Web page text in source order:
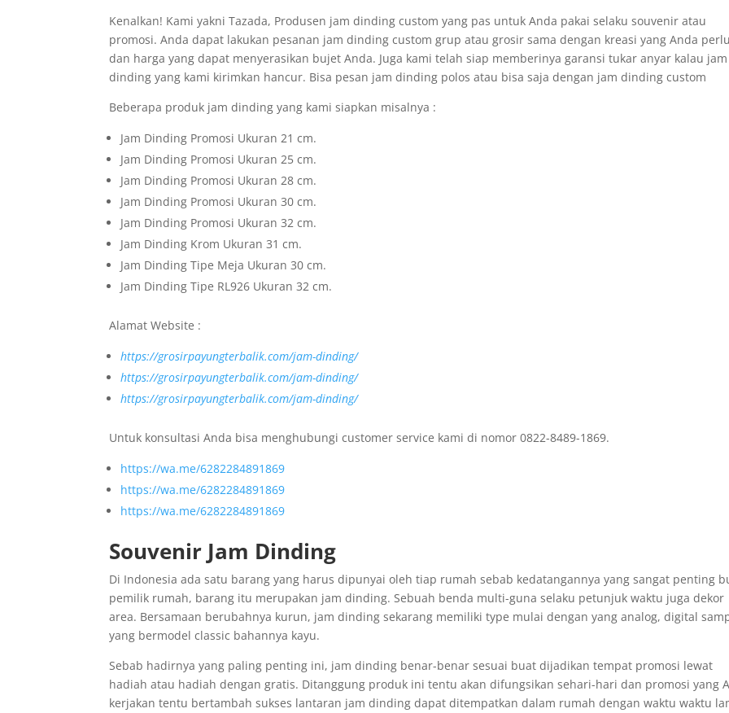
Kenalkan! Kami yakni Tazada, Produsen jam dinding custom yang pas untuk Anda pakai selaku souvenir atau
promosi. Anda dapat lakukan pesanan jam dinding custom grup atau grosir sama dengan kreasi yang Anda
dan harga yang dapat menyerasikan bujet Anda. Juga kami telah siap memberinya garansi tukar anyar kalau jam
dinding yang kami kirimkan hancur. Bisa pesan jam dinding polos atau bisa saja dengan jam dinding custom
Beberapa produk jam dinding yang kami siapkan misalnya :
Jam Dinding Promosi Ukuran 21 cm.
Jam Dinding Promosi Ukuran 25 cm.
Jam Dinding Promosi Ukuran 28 cm.
Jam Dinding Promosi Ukuran 30 cm.
Jam Dinding Promosi Ukuran 32 cm.
Jam Dinding Krom Ukuran 31 cm.
Jam Dinding Tipe Meja Ukuran 30 cm.
Jam Dinding Tipe RL926 Ukuran 32 cm.
Alamat Website :
https://grosirpayungterbalik.com/jam-dinding/
https://grosirpayungterbalik.com/jam-dinding/
https://grosirpayungterbalik.com/jam-dinding/
Untuk konsultasi Anda bisa menghubungi customer service kami di nomor 0822-8489-1869.
https://wa.me/6282284891869
https://wa.me/6282284891869
https://wa.me/6282284891869
Souvenir Jam Dinding
Di Indonesia ada satu barang yang harus dipunyai oleh tiap rumah sebab kedatangannya yang sangat penting
pemilik rumah, barang itu merupakan jam dinding. Sebuah benda multi-guna selaku petunjuk waktu juga dekor
area. Bersamaan berubahnya kurun, jam dinding sekarang memiliki type mulai dengan yang analog, digital
yang bermodel classic bahannya kayu.
Sebab hadirnya yang paling penting ini, jam dinding benar-benar sesuai buat dijadikan tempat promosi lewat
hadiah atau hadiah dengan gratis. Ditanggung produk ini tentu akan difungsikan sehari-hari dan promosi yang
kerjakan tentu bertambah sukses lantaran jam dinding dapat ditempatkan dalam rumah dengan waktu waktu